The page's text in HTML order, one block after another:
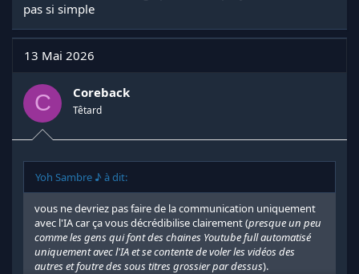
pas si simple
13 Mai 2026
C Coreback
Têtard
Yoh Sambre ♪ à dit:
vous ne devriez pas faire de la communication uniquement
avec l'IA car ça vous décrédibilise clairement (presque un peu
comme les gens qui font des chaines Youtube full automatisé
uniquement avec l'IA et se contente de voler les vidéos des
autres et foutre des sous titres grossier par dessus).